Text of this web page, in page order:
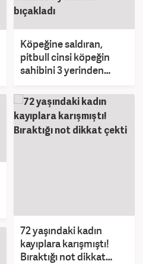
Köpeğine saldıran,
pitbull cinsi köpeğin
sahibini 3 yerinden
72 yaşındaki kadın
kayıplara karışmıştı!
Bıraktığı not dikkat